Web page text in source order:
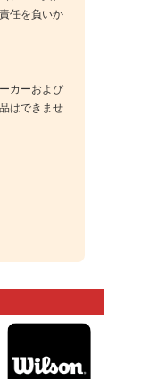
任を負いか
カーおよび
はできませ